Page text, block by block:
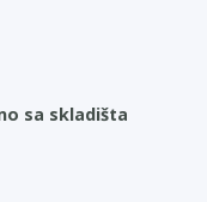
sa skladišta